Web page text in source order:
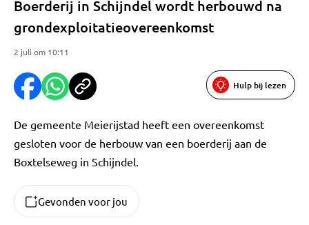
Boerderij in Schijndel wordt herbouwd na
grondexploitatieovereenkomst
2 juli om 10:11
Hulp bij lezen
De gemeente Meierijstad heeft een overeenkomst
gesloten voor de herbouw van een boerderij aan de
Boxtelseweg in Schijndel.
Gevonden voor jou